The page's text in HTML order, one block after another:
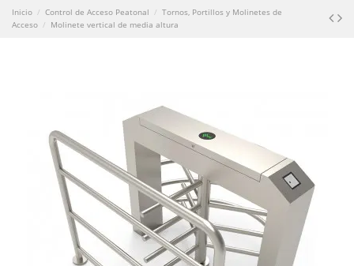
Inicio Control de Acceso Peatonal
Tornos, Portillos y Molinetes de
Acceso
Molinete vertical de media altura